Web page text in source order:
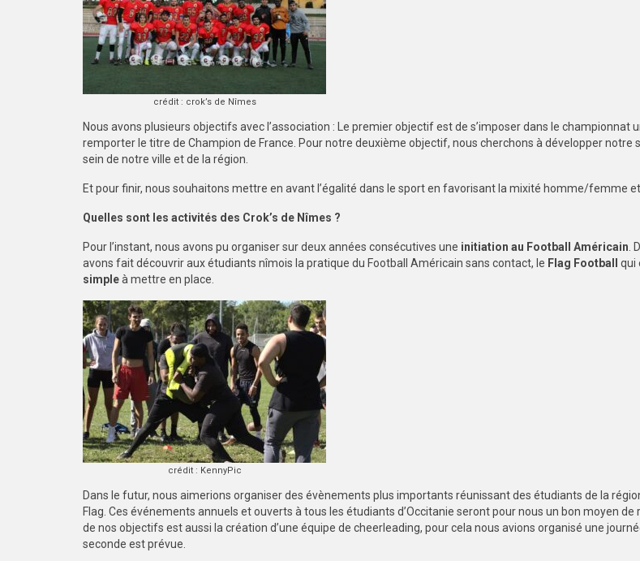
crédit : crok’s de Nîmes
Nous avons plusieurs objectifs avec l’association : Le premier objectif est de s’imposer dans le championnat
remporter le titre de Champion de France. Pour notre deuxième objectif, nous cherchons à développer notre
sein de notre ville et de la région.
Et pour finir, nous souhaitons mettre en avant l’égalité dans le sport en favorisant la mixité homme/femme et
Quelles sont les activités des Crok’s de Nîmes ?
Pour l’instant, nous avons pu organiser sur deux années consécutives une initiation au Football Américain .
avons fait découvrir aux étudiants nîmois la pratique du Football Américain sans contact, le Flag Football qui
simpleà mettre en place.
crédit : KennyPic
Dans le futur, nous aimerions organiser des évènements plus importants réunissant des étudiants de la
Flag. Ces événements annuels et ouverts à tous les étudiants d’Occitanie seront pour nous un bon moyen de
de nos objectifs est aussi la création d’une équipe de cheerleading, pour cela nous avions organisé une
seconde est prévue.